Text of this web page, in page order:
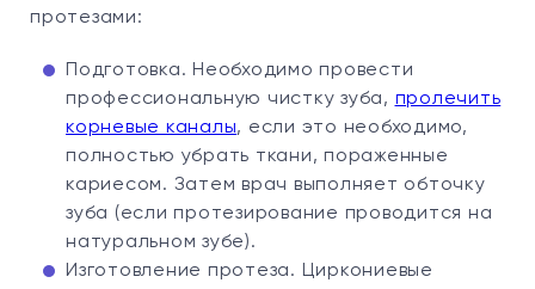
протезами:
Подготовка. Необходимо провести
профессиональную чистку зуба, пролечить
корневые каналы, если это необходимо,
полностью убрать ткани, пораженные
кариесом. Затем врач выполняет обточку
зуба (если протезирование проводится на
натуральном зубе).
Изготовление протеза. Циркониевые